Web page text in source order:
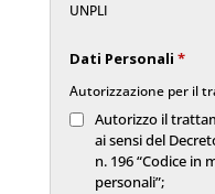
UNPLI
Dati Personali*
Autorizzazione per il
Autorizzo il
ai sensi del
n. 196 “Codice in
personali”;